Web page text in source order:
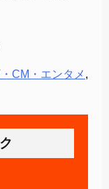
CM・エンタメ ,